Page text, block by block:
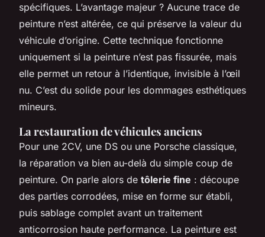
spécifiques. L’avantage majeur ? Aucune trace de
peinture n’est altérée, ce qui préserve la valeur du
véhicule d’origine. Cette technique fonctionne
uniquement si la peinture n’est pas fissurée, mais
elle permet un retour à l’identique, invisible à l’œil
nu. C’est du solide pour les dommages esthétiques
mineurs.
La restauration de véhicules anciens
Pour une 2CV, une DS ou une Porsche classique,
la réparation va bien au-delà du simple coup de
peinture. On parle alors de tôlerie fine : découpe
des parties corrodées, mise en forme sur établi,
puis sablage complet avant un traitement
anticorrosion haute performance. La peinture est